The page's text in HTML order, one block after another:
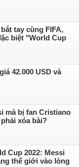
tay cùng FIFA,
biệt "World Cup
42.000 USD và
mà bị fan Cristiano
xóa bài?
Cup 2022: Messi
thế giới vào lòng